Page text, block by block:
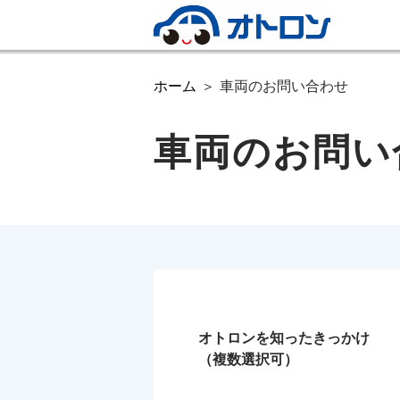
ホーム 車両のお問い合わせ
車両のお問
オトロンを知ったきっかけ
（複数選択可）